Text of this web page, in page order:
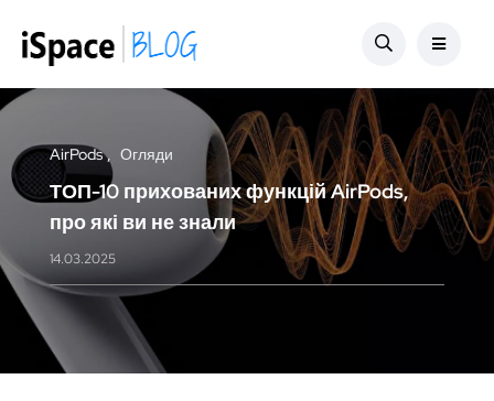
AirPods Огляди
ТОП-10 прихованих функцій AirPods,
про які ви не знали
14.03.2025